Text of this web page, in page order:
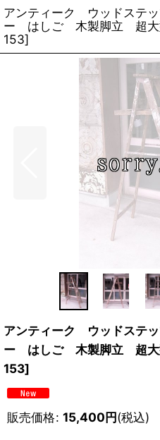
アンティーク ウッドステ
ー はしご 木製脚立 超
153]
アンティーク ウッドステ
ー はしご 木製脚立 超
153]
販売価格: 15,400円(税込)